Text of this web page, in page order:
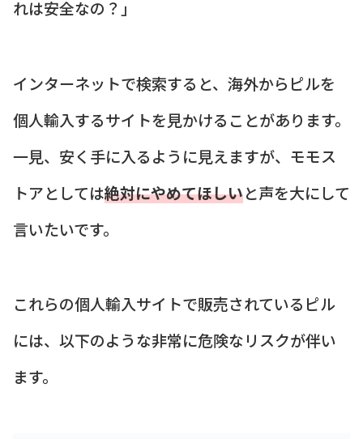
れは安全なの？」
インターネットで検索すると、海外からピルを
個人輸入するサイトを見かけることがあります。
一見、安く手に入るように見えますが、モモス
トアとしては絶対にやめてほしいと声を大にして
言いたいです。
これらの個人輸入サイトで販売されているピル
には、以下のような非常に危険なリスクが伴い
ます。